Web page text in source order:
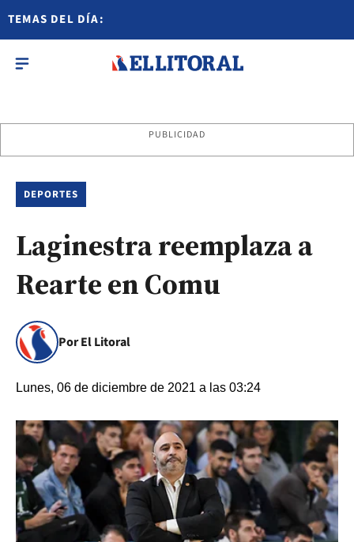
TEMAS DEL DÍA:
PUBLICIDAD
DEPORTES
Laginestra reemplaza a
Rearte en Comu
Por El Litoral
Lunes, 06 de diciembre de 2021 a las 03:24